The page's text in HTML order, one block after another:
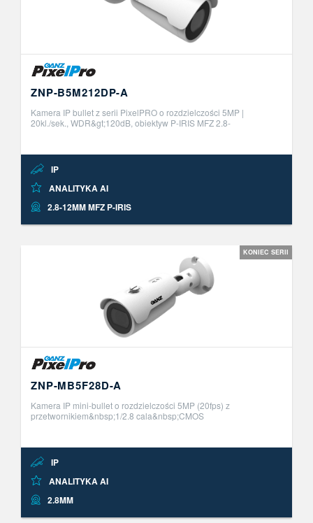
ZNP-B5M212DP-A
Kamera IP bullet z serii PixelPRO o rozdzielczości 5MP |
20kl./sek., WDR&gt;120dB, obiektyw P-IRIS MFZ 2.8-
IP
ANALITYKA AI
2.8-12MM MFZ P-IRIS
KONIEC SERII
ZNP-MB5F28D-A
Kamera IP mini-bullet o rozdzielczości 5MP (20fps) z
przetwornikiem&nbsp;1/2.8 cala&nbsp;CMOS
IP
ANALITYKA AI
2.8MM